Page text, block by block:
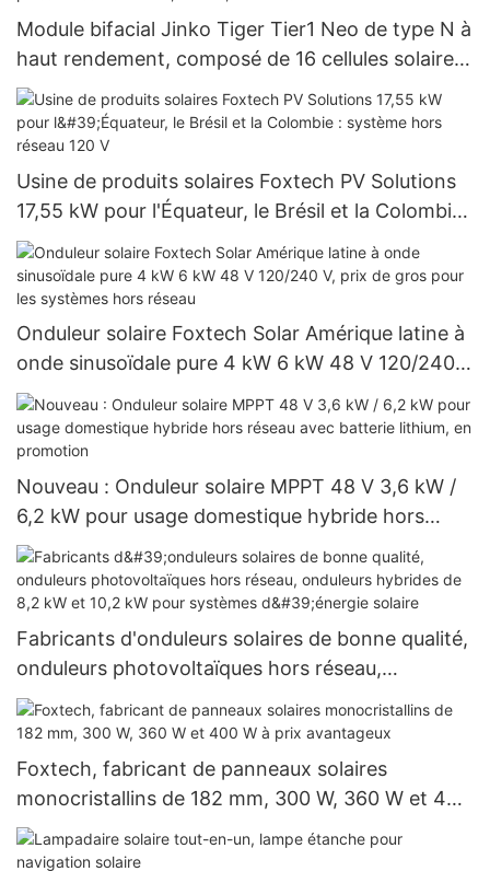
Module bifacial Jinko Tiger Tier1 Neo de type N à
haut rendement, composé de 16 cellules solaires
BB, pour des puissances de 590 W, 620 W, 630 W
et 650 W.
Usine de produits solaires Foxtech PV Solutions
17,55 kW pour l'Équateur, le Brésil et la Colombie :
système hors réseau 120 V
Onduleur solaire Foxtech Solar Amérique latine à
onde sinusoïdale pure 4 kW 6 kW 48 V 120/240
V, prix de gros pour les systèmes hors réseau
Nouveau : Onduleur solaire MPPT 48 V 3,6 kW /
6,2 kW pour usage domestique hybride hors
réseau avec batterie lithium, en promotion
Fabricants d'onduleurs solaires de bonne qualité,
onduleurs photovoltaïques hors réseau,
onduleurs hybrides de 8,2 kW et 10,2 kW pour
systèmes d'énergie solaire
Foxtech, fabricant de panneaux solaires
monocristallins de 182 mm, 300 W, 360 W et 400
W à prix avantageux